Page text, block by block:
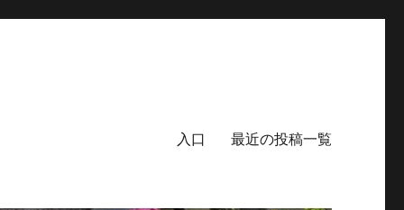
入口 最近の投稿一覧